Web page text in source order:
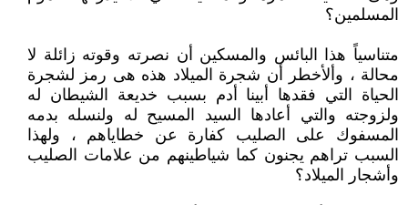
المسلمين؟
متناسياً هذا البائس والمسكين أن نصرته وقوته زائلة لا
محالة ، وألأخطر أن شجرة الميلاد هذه هى رمز لشجرة
الحياة التي فقدها أبينا أدم بسبب خديعة الشيطان له
ولزوجته والتي أعادها السيد المسيح له ولنسله بدمه
المسفوك على الصليب كفارة عن خطاياهم ، ولهذا
السبب تراهم يجنون كما شياطينهم من علامات الصليب
وأشجار الميلاد؟